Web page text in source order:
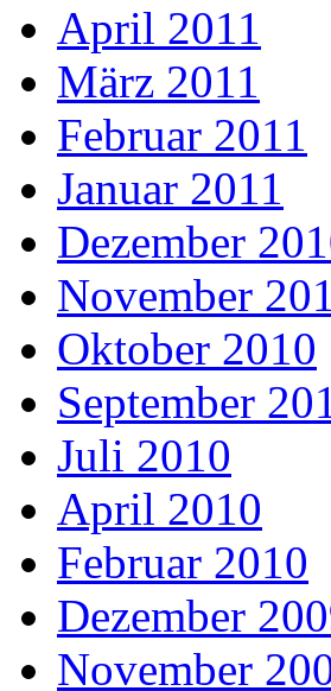
April 2011
März 2011
Februar 2011
Januar 2011
Dezember
November
Oktober 2010
September
Juli 2010
April 2010
Februar 2010
Dezember
November